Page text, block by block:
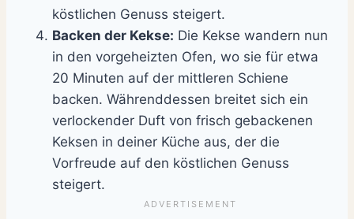
köstlichen Genuss steigert.
Backen der Kekse: Die Kekse wandern nun
in den vorgeheizten Ofen, wo sie für etwa
20 Minuten auf der mittleren Schiene
backen. Währenddessen breitet sich ein
verlockender Duft von frisch gebackenen
Keksen in deiner Küche aus, der die
Vorfreude auf den köstlichen Genuss
steigert.